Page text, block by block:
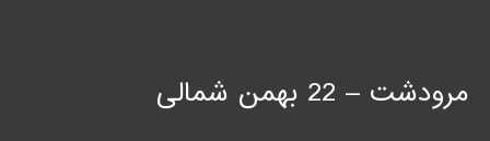
مرودشت – 22 بهمن شمالی